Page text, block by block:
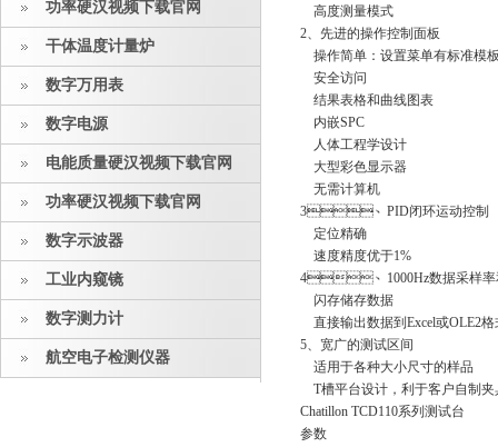
功率硬汉视频下载官网
干体温度计量炉
数字万用表
数字电源
电能质量硬汉视频下载官网
功率硬汉视频下载官网
数字示波器
工业内窥镜
数字测力计
航空电子检测仪器
高度测量模式
2、先进的操作控制面板
操作简单：设置菜单有标准模
安全访问
结果表格和曲线图表
内嵌SPC
人体工程学设计
大型彩色显示器
无需计算机
3、PID闭环运动控制
定位精确
速度精度优于1%
4、1000Hz数据采样率
闪存储存数据
直接输出数据到Excel或OLE2格
5、宽广的测试区间
适用于各种大小尺寸的样品
T槽平台设计，利于客户自制
Chatillon TCD110系列测试台
参数